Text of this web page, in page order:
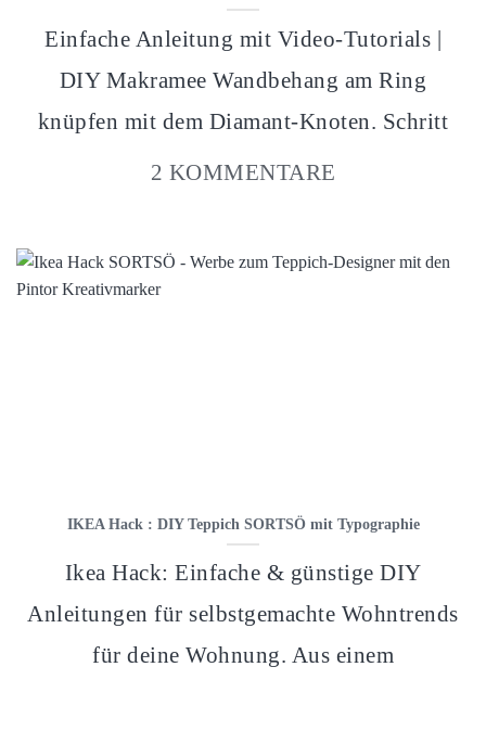
Einfache Anleitung mit Video-Tutorials |
DIY Makramee Wandbehang am Ring
knüpfen mit dem Diamant-Knoten. Schritt
2 KOMMENTARE
IKEA Hack : DIY Teppich SORTSÖ mit Typographie
Ikea Hack: Einfache & günstige DIY
Anleitungen für selbstgemachte Wohntrends
für deine Wohnung. Aus einem